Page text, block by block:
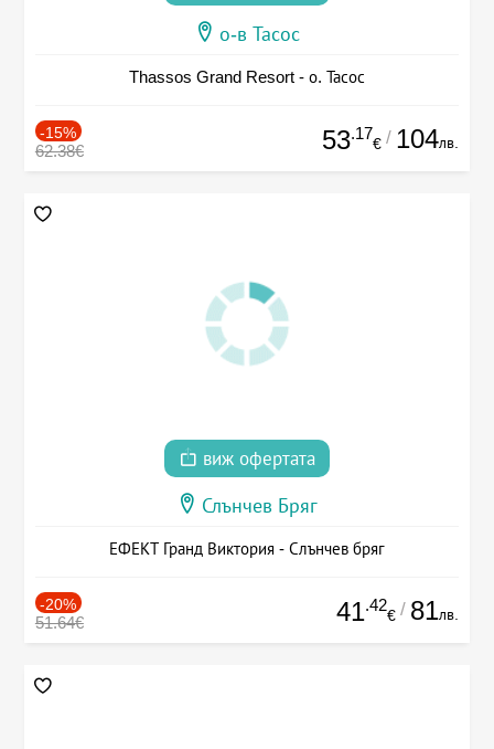
о-в Тасос
Thassos Grand Resort - о. Тасос
-15%
62.38€ 53.17
€ / 104лв.
виж офертата
Слънчев Бряг
ЕФЕКТ Гранд Виктория - Слънчев бряг
-20%
51.64€ 41.42
€ / 81лв.